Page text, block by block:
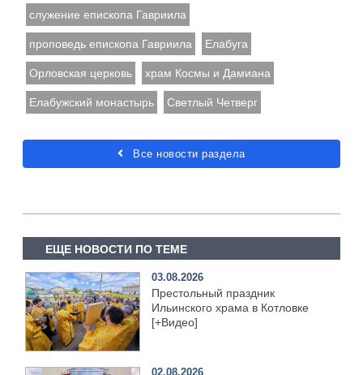
служение епископа Гавриила
проповедь епископа Гавриила Елабуга
Орловская церковь храм Космы и Дамиана
Елабужский монастырь Светлый Четверг
Все новости раздела
ЕЩЕ НОВОСТИ ПО ТЕМЕ
03.08.2026
Престольный праздник
Ильинского храма в Котловке
[+Видео]
02.08.2026